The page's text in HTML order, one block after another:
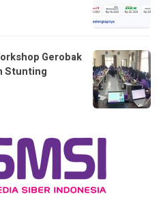
Gerobak
Stunting